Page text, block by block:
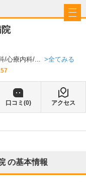
心療内科 ... 全てみる
口コミ(0) アクセス
の基本情報